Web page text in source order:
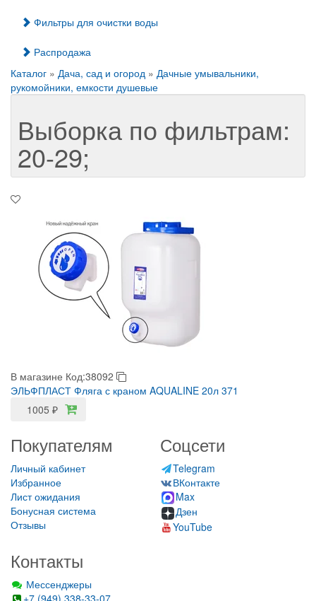
Фильтры для очистки воды
Распродажа
Каталог » Дача, сад и огород » Дачные умывальники,
рукомойники, емкости душевые
Выборка по фильтрам:
20-29;
В магазине Код:38092
ЭЛЬФПЛАСТ Фляга с краном AQUALINE 20л 371
1005 ₽
Покупателям
Личный кабинет
Избранное
Лист ожидания
Бонусная система
Отзывы
Соцсети
Telegram
ВКонтакте
Max
Дзен
YouTube
Контакты
Мессенджеры
+7 (949) 338-33-07